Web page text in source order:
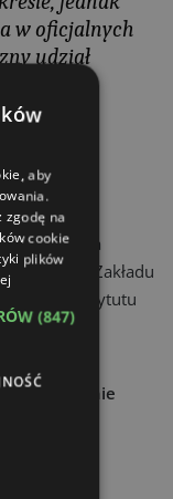
w oficjalnych
udział
rolnych
na
Zakładu
Instytutu
–
na stronie
aby
zgodę na
cookie
plików
(847)